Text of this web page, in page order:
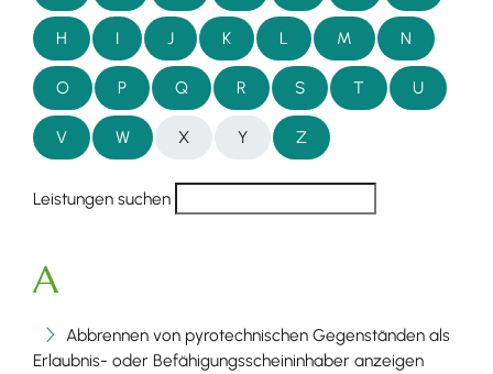
H I J K L M N
O P Q R S T U
V W X Y Z
Leistungen suchen
A
Abbrennen von pyrotechnischen Gegenständen als
Erlaubnis- oder Befähigungsscheininhaber anzeigen